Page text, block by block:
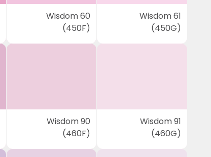
Wisdom 60
(450F)
Wisdom 61
(450G)
Wisdom 90
(460F)
Wisdom 91
(460G)